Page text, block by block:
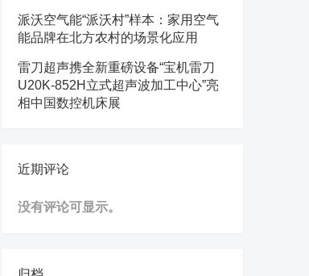
派沃空气能“派沃村”样本：家用空气
能品牌在北方农村的场景化应用
雷刀超声携全新重磅设备“宝机雷刀
U20K-852H立式超声波加工中心”亮
相中国数控机床展
近期评论
没有评论可显示。